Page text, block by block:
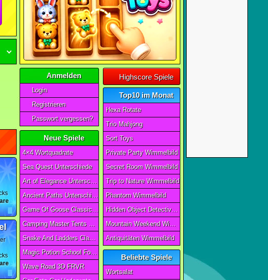
Anmelden
Login
Registrieren
Passwort vergessen?
Neue Spiele
4×4 Wortquadrate
Sea Quest Unterschiede
Art of Elegance Unterschiede
Ancient Paths Unterschiede
Game Of Goose Classic Edition
Camping Master Tents & Trees
Snake And Ladders Classic
Magic Potion School For Witch
Wave Road 3D FRVR
Highscore Spiele
Top10 im Monat
Hexa Rotate
Trio Mahjong
Sort Toys
Private Party Wimmelbild
Secret Room Wimmelbild
Trip to Nature Wimmelbild
Phantom Wimmelbild
Hidden Object Detective Story
Mountain Weekend Wimmelbild
Antiquitäten Wimmelbild
Beliebte Spiele
Wortsalat